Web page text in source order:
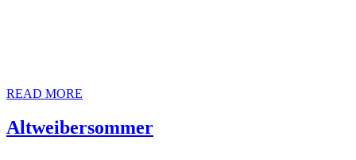
READ MORE
Altweibersommer